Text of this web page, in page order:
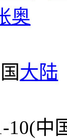
奥
大陆
10(中